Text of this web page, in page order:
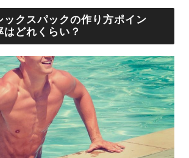
ックスパックの作り方ポイン
はどれくらい？